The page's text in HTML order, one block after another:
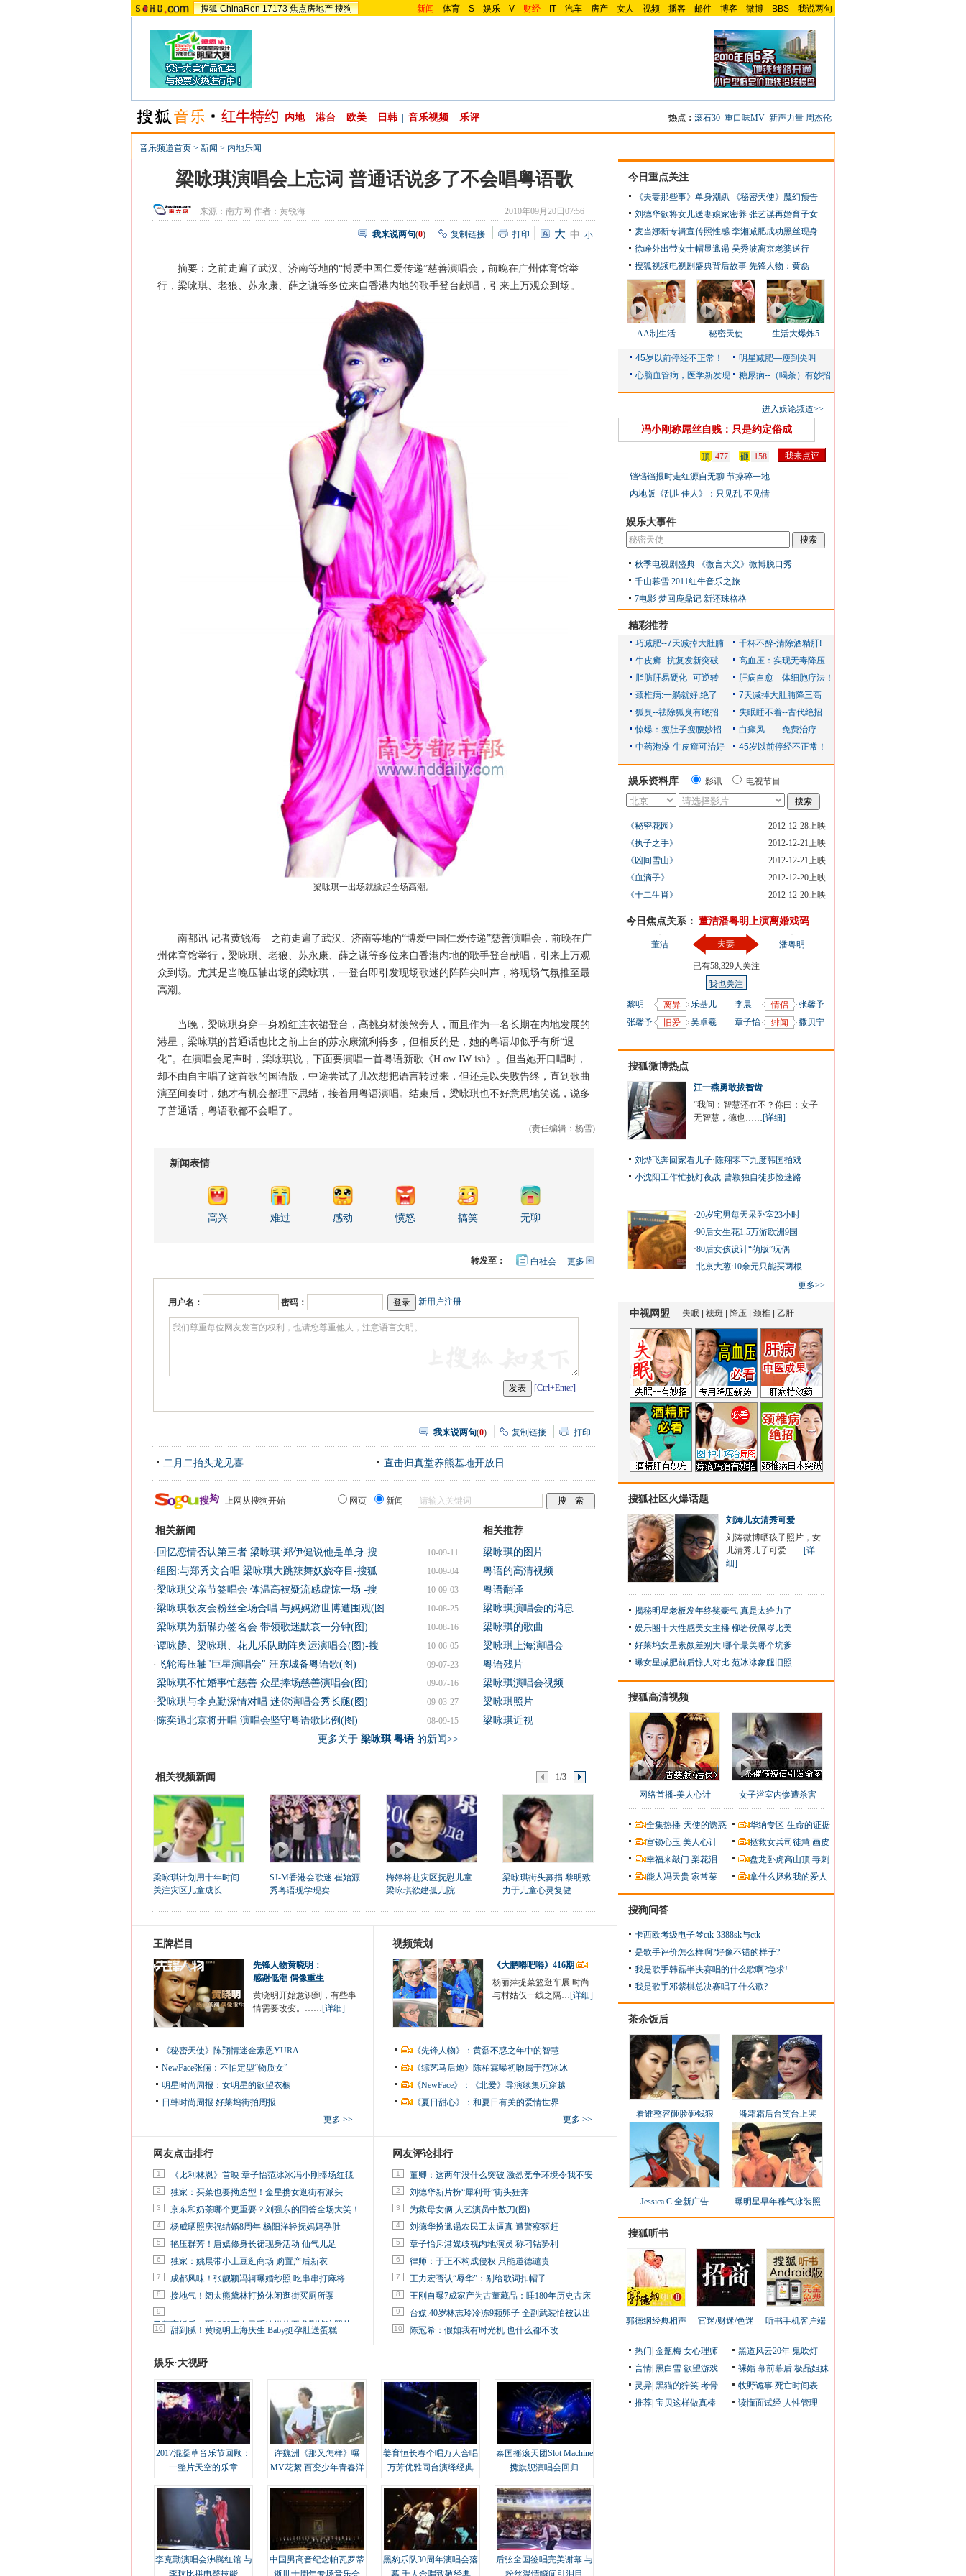
搜狐 ChinaRen 17173 焦点房地产 搜狗 新闻 - 体育 - S - 娱乐 - V - 财经 - IT - 汽车 - 房产 - 女人 - 视频 - 播客 - 邮件 - 博客 - 微博 - BBS - 我说两句
内地 港台 欧美 日韩 音乐视频 乐评 热点： 滚石30 重口味MV 新声力量 周杰伦
音乐频道首页 > 新闻 > 内地乐闻
梁咏琪演唱会上忘词 普通话说多了不会唱粤语歌
来源： 南方网 作者：黄锐海 2010年09月20日07:56
我来说两句(0) 复制链接 打印 大 中 小
摘要：之前走遍了武汉、济南等地的“博爱中国仁爱传递”慈善演唱会，前晚在广州体育馆举
行，梁咏琪、老狼、苏永康、薛之谦等多位来自香港内地的歌手登台献唱，引来上万观众到场。
梁咏琪一出场就掀起全场高潮。
南都讯 记者黄锐海 之前走遍了武汉、济南等地的“博爱中国仁爱传递”慈善演唱会，前晚在广
州体育馆举行，梁咏琪、老狼、苏永康、薛之谦等多位来自香港内地的歌手登台献唱，引来上万观
众到场。尤其是当晚压轴出场的梁咏琪，一登台即引发现场歌迷的阵阵尖叫声，将现场气氛推至最
高潮。
当晚，梁咏琪身穿一身粉红连衣裙登台，高挑身材羡煞旁人，而且作为一名长期在内地发展的
港星，梁咏琪的普通话也比之前上台的苏永康流利得多，但相反的是，她的粤语却似乎有所“退
化”。在演唱会尾声时，梁咏琪说，下面要演唱一首粤语新歌《H ow IW ish》。但当她开口唱时，
却不由自主唱了这首歌的国语版，中途尝试了几次想把语言转过来，但还是以失败告终，直到歌曲
演至间奏时，她才有机会整理下思绪，接着用粤语演唱。结束后，梁咏琪也不好意思地笑说，说多
了普通话，粤语歌都不会唱了。
(责任编辑：杨雪)
新闻表情
高兴 难过 感动 愤怒 搞笑 无聊
更多开
转发至： 白社会
用户名： 密码： 新用户注册
[Ctrl+Enter]
我来说两句(0) 复制链接 打印
二月二抬头龙见喜 直击归真堂养熊基地开放日
上网从搜狗开始 网页 新闻
相关新闻
10-09-11
· 回忆恋情否认第三者 梁咏琪:郑伊健说他是单身-搜
10-09-04
·组图:与郑秀文合唱 梁咏琪大跳辣舞妖娆夺目-搜狐
10-09-03
·梁咏琪父亲节签唱会 体温高被疑流感虚惊一场 -搜
10-08-25
·梁咏琪歌友会粉丝全场合唱 与妈妈游世博遭围观(图
10-08-16
·梁咏琪为新碟办签名会 带领歌迷默哀一分钟(图)
10-06-05
·谭咏麟、梁咏琪、花儿乐队助阵奥运演唱会(图)-搜
09-07-23
· 飞轮海压轴"巨星演唱会" 汪东城备粤语歌(图)
09-07-16
·梁咏琪不忙婚事忙慈善 众星捧场慈善演唱会(图)
09-03-27
·梁咏琪与李克勤深情对唱 迷你演唱会秀长腿(图)
08-09-15
· 陈奕迅北京将开唱 演唱会坚守粤语歌比例(图)
更多关于 梁咏琪 粤语的新闻>>
相关推荐
梁咏琪的图片
粤语的高清视频
粤语翻译
梁咏琪演唱会的消息
梁咏琪的歌曲
梁咏琪上海演唱会
粤语残片
梁咏琪演唱会视频
梁咏琪照片
梁咏琪近视
相关视频新闻 1/3
梁咏琪计划用十年时间
关注灾区儿童成长
SJ-M香港会歌迷 崔始源
秀粤语现学现卖
梅婷将赴灾区抚慰儿童
梁咏琪欲建孤儿院
梁咏琪街头募捐 黎明致
力于儿童心灵复健
王牌栏目
先锋人物黄晓明：
感谢低潮 偶像重生
黄晓明开始意识到，有些事
情需要改变。……[详细]
《秘密天使》陈翔情迷金素恩YURA
NewFace张俪：不怕定型“物质女”
明星时尚周报：女明星的欲望衣橱
日韩时尚周报 好莱坞街拍周报
更多 >>
视频策划
《大鹏嘚吧嘚》416期
杨丽萍提菜篮逛车展 时尚
与村姑仅一线之隔…[详细]
《先锋人物》：黄磊不惑之年中的智慧
《综艺马后炮》陈柏霖曝初吻属于范冰冰
《NewFace》：《北爱》导演续集玩穿越
《夏日甜心》：和夏日有关的爱情世界
更多 >>
网友点击排行
1 《比利林恩》首映 章子怡范冰冰冯小刚捧场红毯
2 独家：买菜也要拗造型！金星携女逛街有派头
3 京东和奶茶哪个更重要？刘强东的回答全场大笑！
4 杨威晒照庆祝结婚8周年 杨阳洋轻抚妈妈孕肚
5 艳压群芳！唐嫣修身长裙现身活动 仙气儿足
6 独家：姚晨带小土豆逛商场 购置产后新衣
7 成都风味！张靓颖冯轲曝婚纱照 吃串串打麻将
8 接地气！阔太熊黛林打扮休闲逛街买厕所泵
9
马蓉离婚后，砸1000万人民币给媒体要求删掉这照片
10 甜到腻！黄晓明上海庆生 Baby挺孕肚送蛋糕
网友评论排行
1 董卿：这两年没什么突破 激烈竞争环境令我不安
2 刘德华新片扮“犀利哥”街头狂奔
3 为救母女俩 人艺演员中数刀(图)
4 刘德华扮邋遢农民工太逼真 遭警察驱赶
5 章子怡斥港媒歧视内地演员 称刁钻势利
6 律师：于正不构成侵权 只能道德谴责
7 王力宏否认“辱华”：别给歌词扣帽子
8 王刚自曝7成家产为古董藏品：睡180年历史古床
9 台媒:40岁林志玲冷冻9颗卵子 全副武装怕被认出
10 陈冠希：假如我有时光机 也什么都不改
娱乐·大视野
2017混凝草音乐节回顾：
一整片天空的乐章
许魏洲《那又怎样》曝
MV花絮 百变少年青春洋
姜育恒长春个唱万人合唱
万芳优雅同台演绎经典
泰国摇滚天团Slot Machine
携旗舰演唱会回归
李克勤演唱会沸腾红馆 与
李玟比拼电臀技能
中国男高音纪念帕瓦罗蒂
逝世十周年专场音乐会
黑豹乐队30周年演唱会落
幕 千人合唱致敬经典
后弦全国签唱完美谢幕 与
粉丝温情瞬间引泪目
今日重点关注
《夫妻那些事》单身潮趴
《秘密天使》魔幻预告
刘德华欲将女儿送妻娘家密养 张艺谋再婚育子女
麦当娜新专辑宣传照性感 李湘减肥成功黑丝现身
徐峥外出带女士帽显邋遢 吴秀波离京老婆送行
搜狐视频电视剧盛典背后故事 先锋人物：黄磊
AA制生活 秘密天使 生活大爆炸5
进入娱论频道>>
冯小刚称屌丝自贱：只是约定俗成
顶 477 砸
158
铛铛铛报时走红源自无聊 节操碎一地
内地版《乱世佳人》：只见乱 不见情
娱乐大事件
秋季电视剧盛典
《微言大义》微博脱口秀
千山暮雪 2011红牛音乐之旅
7电影 梦回鹿鼎记 新还珠格格
精彩推荐
娱乐资料库 影讯 电视节目
《秘密花园》
2012-12-28上映
《执子之手》
2012-12-21上映
《凶间雪山》
2012-12-21上映
《血滴子》
2012-12-20上映
《十二生肖》
2012-12-20上映
今日焦点关系： 董洁潘粤明上演离婚戏码
董洁 夫妻
已有58,329人关注
我也关注
潘粤明
黎明 离异
乐基儿
张馨予
旧爱 吴卓羲
李晨 情侣
张馨予
章子怡
绯闻 撒贝宁
搜狐微博热点
江一燕勇敢拔智齿
“我问：智慧还在不？你曰：女子
无智慧，德也……[详细]
刘烨飞奔回家看儿子·陈翔零下九度韩国拍戏
小沈阳工作忙挑灯夜战·曹颖独自徒步险迷路
·20岁宅男每天呆卧室23小时
·90后女生花1.5万游欧洲9国
·80后女孩设计“萌版”玩偶
·北京大葱:10余元只能买两根
更多>>
搜狐社区火爆话题
刘涛儿女清秀可爱
刘涛微博晒孩子照片，女
儿清秀儿子可爱……[详
细]
揭秘明星老板发年终奖豪气 真是太给力了
娱乐圈十大性感美女主播 柳岩侯佩岑比美
好莱坞女星素颜差别大 哪个最美哪个坑爹
曝女星减肥前后惊人对比 范冰冰象腿旧照
搜狐高清视频
网络首播-美人心计 女子浴室内惨遭杀害
全集热播-天使的诱惑
华纳专区-生命的证据
宫锁心玉 美人心计 拯救女兵司徒慧 画皮
幸福来敲门 梨花泪 盘龙卧虎高山顶 毒刺
能人冯天贵 家常菜 拿什么拯救我的爱人
搜狗问答
卡西欧考级电子琴ctk-3388sk与ctk
是歌手评价怎么样啊?好像不错的样子?
我是歌手韩磊半决赛唱的什么歌啊?急求!
我是歌手邓紫棋总决赛唱了什么歌?
茶余饭后
看谁整容砸脸砸钱狠 潘霜霜后台笑台上哭
Jessica C.全新广告 曝明星早年稚气泳装照
搜狐听书
郭德纲经典相声 官迷/财迷/色迷 听书手机客户端
热门 金瓶梅 女心理师 黑道风云20年 鬼吹灯
言情 黑白雪 欲望游戏 裸婚 幕前幕后 极品姐妹
灵异 黑猫的狞笑 考骨 牧野诡事 死亡时间表
推荐 宝贝这样做真棒 读懂面试经 人性管理